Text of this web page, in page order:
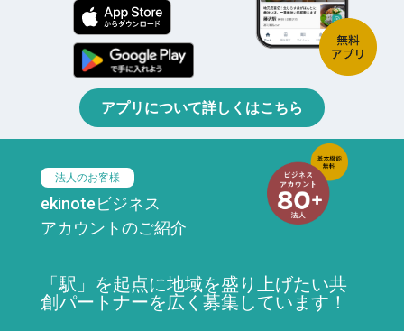
アプリについて詳しくはこちら
法人のお客様
ekinoteビジネス
アカウントのご紹介
「駅」を起点に地域を盛り上げたい共
創パートナーを広く募集しています！